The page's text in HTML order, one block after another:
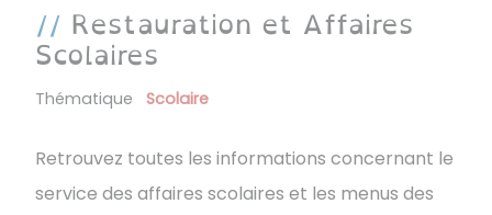
Restauration et Affaires
Scolaires
Thématique Scolaire
Retrouvez toutes les informations concernant le
service des affaires scolaires et les menus des